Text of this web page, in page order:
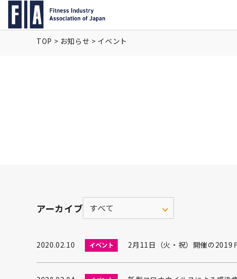
TOP > お知らせ > イベント
アーカイブ
2020.02.10 2月11日（火・祝）開催の2019